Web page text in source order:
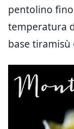
pentolino
temperatura
base